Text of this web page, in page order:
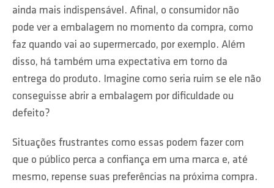
ainda mais indispensável. Afinal, o consumidor não
pode ver a embalagem no momento da compra, como
faz quando vai ao supermercado, por exemplo. Além
disso, há também uma expectativa em torno da
entrega do produto. Imagine como seria ruim se ele não
conseguisse abrir a embalagem por dificuldade ou
defeito?
Situações frustrantes como essas podem fazer com
que o público perca a confiança em uma marca e, até
mesmo, repense suas preferências na próxima compra.